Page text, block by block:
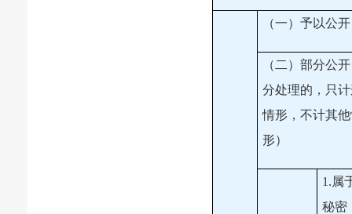
（一）予以公开
（二）部分公
分处理的，只
情形，不计其
形）
1.属
秘密